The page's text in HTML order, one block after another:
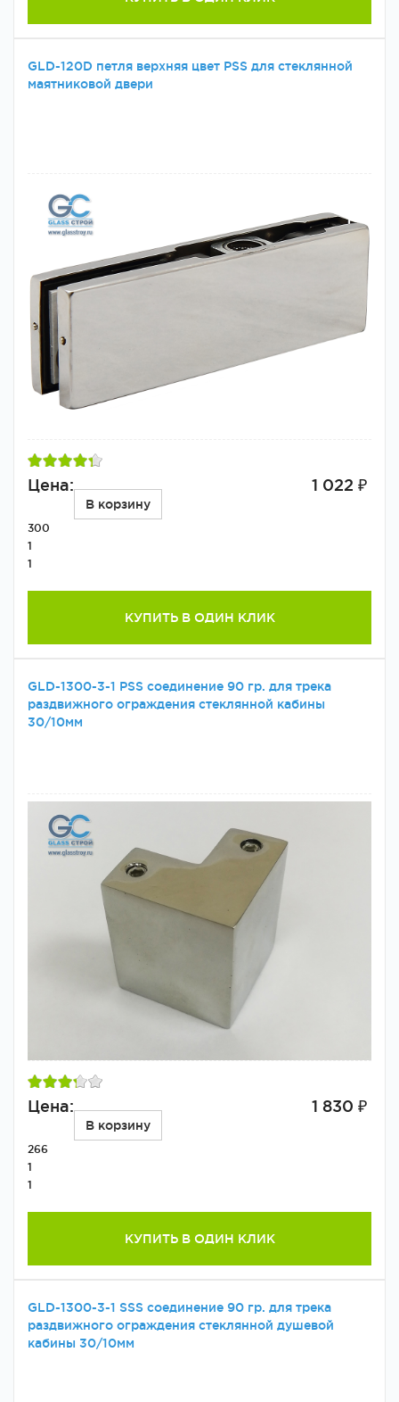
GLD-120D петля верхняя цвет PSS для стеклянной
маятниковой двери
Цена: 1 022 ₽
В корзину
300
1
1
КУПИТЬ В ОДИН КЛИК
GLD-1300-3-1 PSS соединение 90 гр. для трека
раздвижного ограждения стеклянной кабины
30/10мм
Цена: 1 830 ₽
В корзину
266
1
1
КУПИТЬ В ОДИН КЛИК
GLD-1300-3-1 SSS соединение 90 гр. для трека
раздвижного ограждения стеклянной душевой
кабины 30/10мм